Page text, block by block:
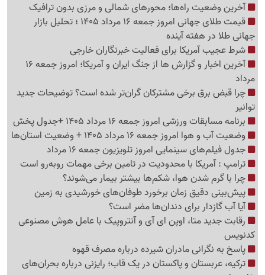
آخرین وضعیت راه‌ها؛ محورهای شمالی و مرزی بدون ترافیک
قیمت طلای جهانی امروز جمعه 16 مرداد 1405 ؛ تحلیل بازار
جهانی طلا در هفته آینده
شرط عجیب آمریکا برای فعالیت خبرنگاران خارجی
آخرین اخبار و گزارش ها از جنگ ایران و آمریکا؛ امروز جمعه 16
مرداد
چرا قبض برق برخی مشترکان گران‌تر شده است؟ توضیحات جدید
توانیر
برنامه مسابقات ورزشی امروز جمعه 16 مرداد 1405 +جدول پخش
وضعیت آب و هوا امروز جمعه 16 مرداد 1405 + وضعیت استان‌ها
جدول فیلم‌های سینمایی امروز تلویزیون جمعه 16 مرداد
ترامپ : آمریکا با محدودیت در تامین برخی مهمات روبه‌رو است
چرا با گرم شدن هوا، شکم‌ها بیشتر بیمار می‌شوند؟
پیش‌بینی دقیق زمان برخورد طوفان‌های خورشیدی به زمین
آیا آب گازدار برای دندان‌ها مضر است؟
رقابت جدید متا، اوپن ای آی و آنتروپیک با عامل هوش مصنوعی
کدنویس
پاسخ به نگرانی مادران شیرده درباره مصرف قهوه
ترکیه، عربستان و پاکستان در یک قاب؛ رایزنی درباره بحران‌های